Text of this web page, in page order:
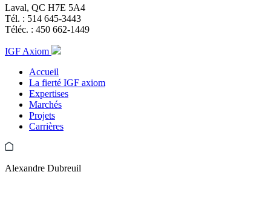
Laval, QC H7E 5A4
Tél. : 514 645-3443
Téléc. : 450 662-1449
IGF Axiom
Accueil
La fierté IGF axiom
Expertises
Marchés
Projets
Carrières
Alexandre Dubreuil